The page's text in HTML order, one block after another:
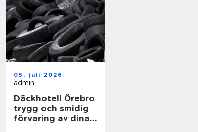
05. juli 2026
admin
Däckhotell Örebro
trygg och smidig
förvaring av dina